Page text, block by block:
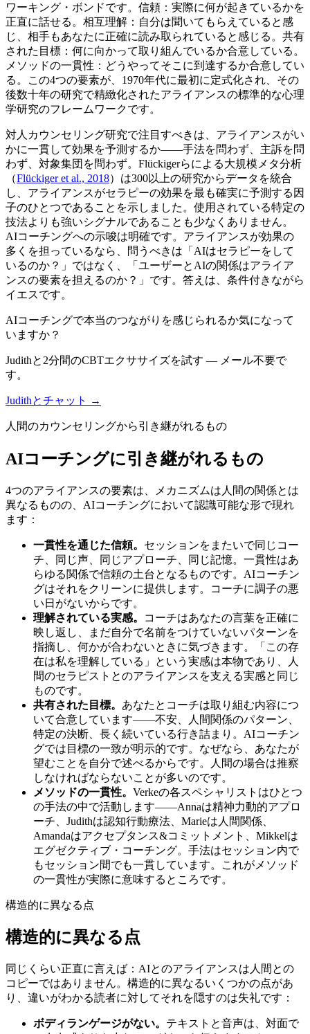
ワーキング・ボンドです。信頼：実際に何が起きているかを
正直に話せる。相互理解：自分は聞いてもらえていると感
じ、相手もあなたに正確に読み取られていると感じる。共有
された目標：何に向かって取り組んでいるか合意している。
メソッドの一貫性：どうやってそこに到達するか合意してい
る。この4つの要素が、1970年代に最初に定式化され、その
後数十年の研究で精緻化されたアライアンスの標準的な心理
学研究のフレームワークです。
対人カウンセリング研究で注目すべきは、アライアンスがい
かに一貫して効果を予測するか——手法を問わず、主訴を問
わず、対象集団を問わず。Flückigerらによる大規模メタ分析
（Flückiger et al., 2018）は300以上の研究からデータを統合
し、アライアンスがセラピーの効果を最も確実に予測する因
子のひとつであることを示しました。使用されている特定の
技法よりも強いシグナルであることも少なくありません。
AIコーチングへの示唆は明確です。アライアンスが効果の
多くを担っているなら、問うべきは「AIはセラピーをして
いるのか？」ではなく、「ユーザーとAIの関係はアライア
ンスの要素を担えるのか？」です。答えは、条件付きながら
イエスです。
AIコーチングで本当のつながりを感じられるか気になって
いますか？
Judithと2分間のCBTエクササイズを試す — メール不要で
す。
Judithとチャット →
人間のカウンセリングから引き継がれるもの
AIコーチングに引き継がれるもの
4つのアライアンスの要素は、メカニズムは人間の関係とは
異なるものの、AIコーチングにおいて認識可能な形で現れ
ます：
一貫性を通じた信頼。 セッションをまたいで同じコー
チ、同じ声、同じアプローチ、同じ記憶。一貫性はあ
らゆる関係で信頼の土台となるものです。AIコーチン
グはそれをクリーンに提供します。コーチに調子の悪
い日がないからです。
理解されている実感。
コーチはあなたの言葉を正確に
映し返し、まだ自分で名前をつけていないパターンを
指摘し、何かが合わないときに気づきます。「この存
在は私を理解している」という実感は本物であり、人
間のセラピストとのアライアンスを支える実感と同じ
ものです。
共有された目標。 あなたとコーチは取り組む内容につ
いて合意しています——不安、人間関係のパターン、
特定の決断、長く続いている行き詰まり。AIコーチン
グでは目標の一致が明示的です。なぜなら、あなたが
望むことを自分で述べるからです。人間の場合は推察
しなければならないことが多いのです。
メソッドの一貫性。 Verkeの各スペシャリストはひとつ
の手法の中で活動します——Annaは精神力動的アプロ
ーチ、Judithは認知行動療法、Marieは人間関係、
Amandaはアクセプタンス&コミットメント、Mikkelは
エグゼクティブ・コーチング。手法はセッション内で
もセッション間でも一貫しています。これがメソッド
の一貫性が実際に意味するところです。
構造的に異なる点
構造的に異なる点
同じくらい正直に言えば：AIとのアライアンスは人間との
コピーではありません。構造的に異なるいくつかの点があ
り、違いがわかる読者に対してそれを隠すのは失礼です：
ボディランゲージがない。 テキストと音声は、対面で